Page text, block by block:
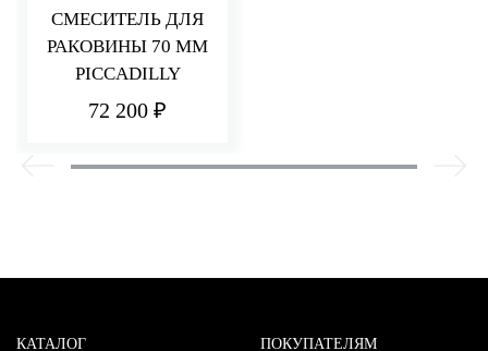
СМЕСИТЕЛЬ ДЛЯ
РАКОВИНЫ 70 ММ
PICCADILLY
72 200 ₽
КАТАЛОГ ПОКУПАТЕЛЯМ